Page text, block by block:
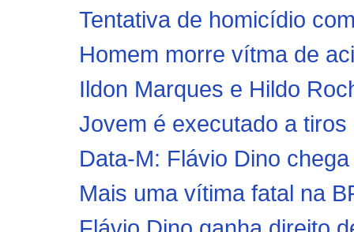
Tentativa de homicídio
Homem morre vítma de
Ildon Marques e Hildo
Jovem é executado a tiros
Data-M: Flávio Dino
Mais uma vítima fatal na